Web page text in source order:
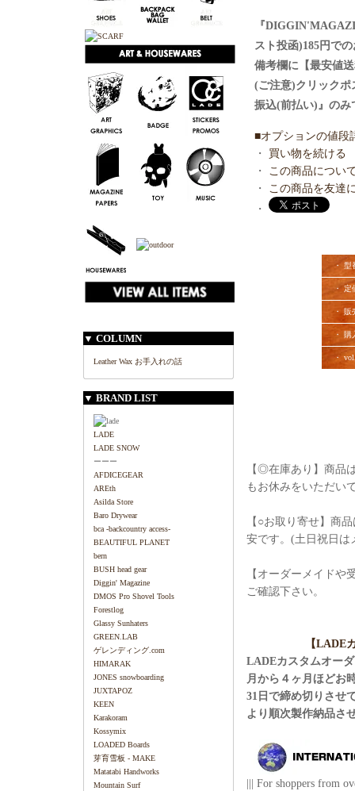
▼ COLUMN
Leather Wax お手入れの話
▼ BRAND LIST
LADE
LADE SNOW
ーーー
AFDICEGEAR
AREth
Asilda Store
Baro Drywear
bca -backcountry access-
BEAUTIFUL PLANET
bern
BUSH head gear
Diggin' Magazine
DMOS Pro Shovel Tools
Forestlog
Glassy Sunhaters
GREEN.LAB
ゲレンディング.com
HIMARAK
JONES snowboarding
JUXTAPOZ
KEEN
Karakoram
Kossymix
LOADED Boards
芽育雪板 - MAKE
Matatabi Handworks
Mountain Surf
『
スト投函)185円で
備考欄に【最安値
(ご注意)クリックポ
振込(前払い)』のみ
■オプションの値段
・ 買い物を続ける
・
この商品につい
・
この商品を友達
・
・ 型
・ 定
・ 販
・ 購
・
【◎在庫あり】商品
もお休みをいただい
【○お取り寄せ】商
安です。(土日祝日は
【オーダーメイド
ご確認下さい。
【LADE
LADEカスタムオー
月から４ヶ月ほどお
31日で締め切りさせ
より順次製作納品さ
||| For shoppers from